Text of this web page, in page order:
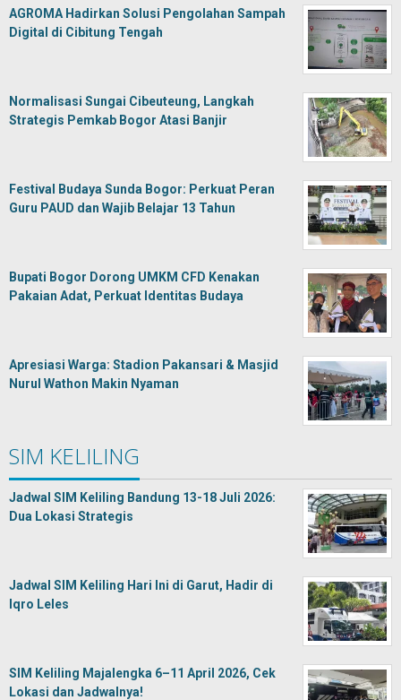
AGROMA Hadirkan Solusi Pengolahan Sampah
Digital di Cibitung Tengah
Normalisasi Sungai Cibeuteung, Langkah
Strategis Pemkab Bogor Atasi Banjir
Festival Budaya Sunda Bogor: Perkuat Peran
Guru PAUD dan Wajib Belajar 13 Tahun
Bupati Bogor Dorong UMKM CFD Kenakan
Pakaian Adat, Perkuat Identitas Budaya
Apresiasi Warga: Stadion Pakansari & Masjid
Nurul Wathon Makin Nyaman
SIM KELILING
Jadwal SIM Keliling Bandung 13-18 Juli 2026:
Dua Lokasi Strategis
Jadwal SIM Keliling Hari Ini di Garut, Hadir di
Iqro Leles
SIM Keliling Majalengka 6–11 April 2026, Cek
Lokasi dan Jadwalnya!